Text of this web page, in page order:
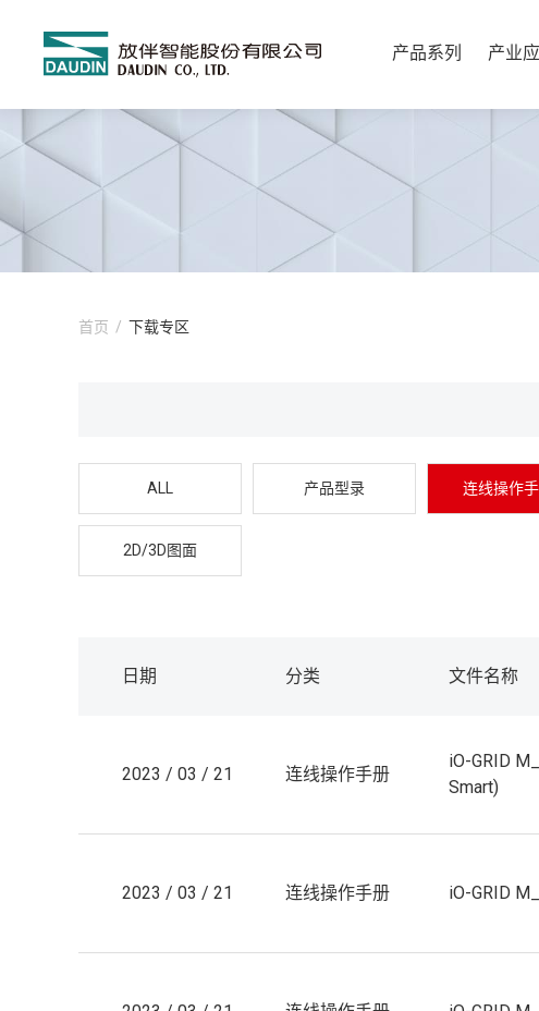
产品系列 产业
首页 / 下载专区
ALL 产品型录 连线操作
2D/3D图面
日期 分类 文件名称
2023 / 03 / 21 连线操作手册
iO-GRID
Smart)
2023 / 03 / 21 连线操作手册 iO-GRID